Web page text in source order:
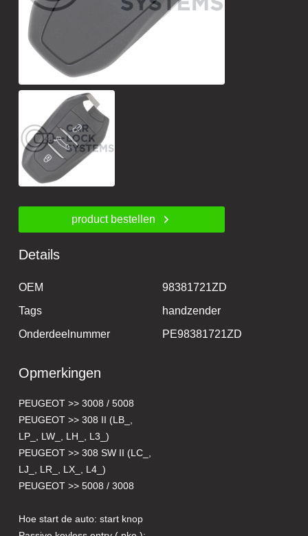
product bestellen
Details
OEM
98381721ZD
Tags
handzender
Onderdeelnummer
PE98381721ZD
Opmerkingen
PEUGEOT >> 3008 / 5008
PEUGEOT >> 308 II (LB_,
LP_, LW_, LH_, L3_)
PEUGEOT >> 308 SW II (LC_,
LJ_, LR_, LX_, L4_)
PEUGEOT >> 5008 / 3008
Hoe start de auto: start knop